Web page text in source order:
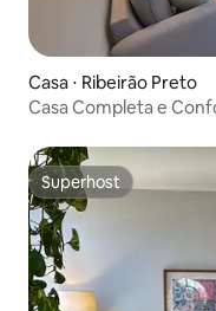
Casa ⋅ Ribeirão Preto
Casa Completa e
Superhost
Superhost